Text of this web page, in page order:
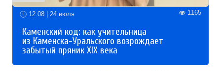
12:08 | 24 июля 1165
Каменский код: как учительница
из Каменска-Уральского возрождает
забытый пряник XIX века